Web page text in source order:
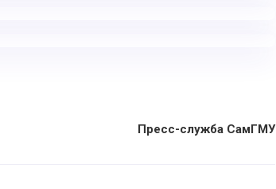
Пресс-служба СамГМУ